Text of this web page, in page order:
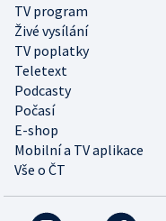
TV program
Živé vysílání
TV poplatky
Teletext
Podcasty
Počasí
E-shop
Mobilní a TV aplikace
Vše o ČT